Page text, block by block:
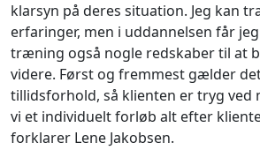
klarsyn på deres situation. Jeg kan
erfaringer, men i uddannelsen får
træning også nogle redskaber til at
videre. Først og fremmest gælder
tillidsforhold, så klienten er tryg ved
vi et individuelt forløb alt efter
forklarer Lene Jakobsen.